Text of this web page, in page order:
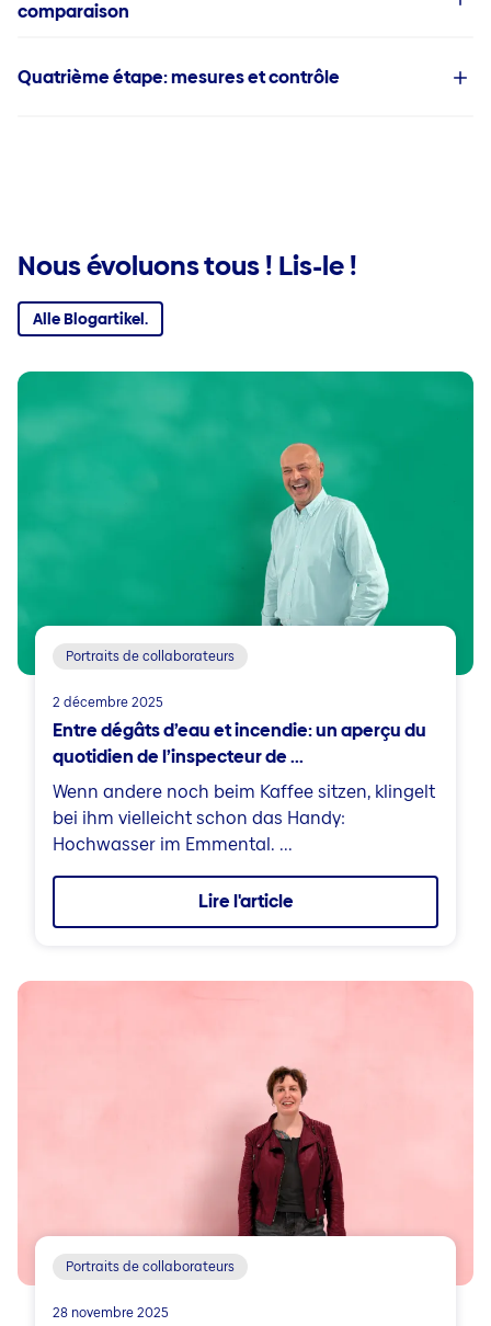
comparaison
Quatrième étape: mesures et contrôle
Nous évoluons tous ! Lis-le !
Alle Blogartikel.
Portraits de collaborateurs
2 décembre 2025
Entre dégâts d’eau et incendie: un aperçu du
quotidien de l’inspecteur de ...
Wenn andere noch beim Kaffee sitzen, klingelt
bei ihm vielleicht schon das Handy:
Hochwasser im Emmental. ...
Lire l'article
Portraits de collaborateurs
28 novembre 2025